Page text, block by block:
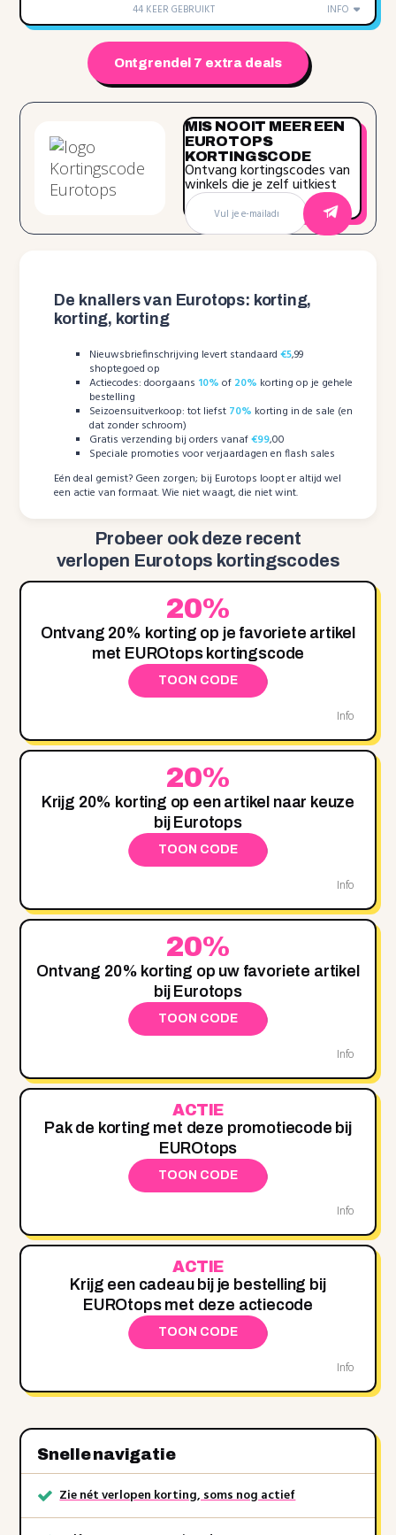
44 KEER GEBRUIKT INFO
Ontgrendel 7 extra deals
MIS NOOIT MEER EEN
EUROTOPS
KORTINGSCODE
Ontvang kortingscodes van
winkels die je zelf uitkiest
De knallers van Eurotops: korting,
korting, korting
Nieuwsbriefinschrijving levert standaard€5,99
shoptegoed op
Actiecodes: doorgaans 10% of 20% korting op je gehele
bestelling
Seizoensuitverkoop: tot liefst 70% korting in de sale (en
dat zonder schroom)
Gratis verzending bij orders vanaf€99,00
Speciale promoties voor verjaardagen en flash sales
Eén deal gemist? Geen zorgen; bij Eurotops loopt er altijd wel
een actie van formaat. Wie niet waagt, die niet wint.
Probeer ook deze recent
verlopen Eurotops kortingscodes
20%
Ontvang 20% korting op je favoriete artikel
met EUROtops kortingscode
TOON CODE
Info
20%
Krijg 20% korting op een artikel naar keuze
bij Eurotops
TOON CODE
Info
20%
Ontvang 20% korting op uw favoriete artikel
bij Eurotops
TOON CODE
Info
ACTIE
Pak de korting met deze promotiecode bij
EUROtops
TOON CODE
Info
ACTIE
Krijg een cadeau bij je bestelling bij
EUROtops met deze actiecode
TOON CODE
Info
Snelle navigatie
Zie nét verlopen korting, soms nog actief